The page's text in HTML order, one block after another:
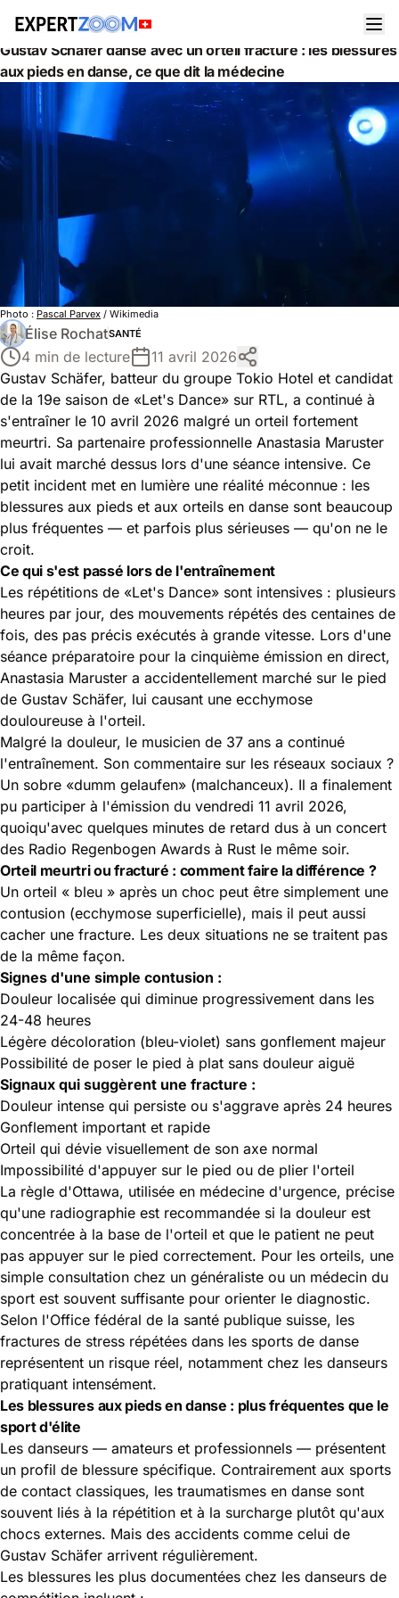
Actualités
Santé
Gustav Schäfer danse avec un orteil fracturé : les blessures
aux pieds en danse, ce que dit la médecine
Photo : Pascal Parvex / Wikimedia
Élise RochatSANTÉ
4 min de lecture
11 avril 2026
Gustav Schäfer, batteur du groupe Tokio Hotel et candidat
de la 19e saison de «Let's Dance» sur RTL, a continué à
s'entraîner le 10 avril 2026 malgré un orteil fortement
meurtri. Sa partenaire professionnelle Anastasia Maruster
lui avait marché dessus lors d'une séance intensive. Ce
petit incident met en lumière une réalité méconnue : les
blessures aux pieds et aux orteils en danse sont beaucoup
plus fréquentes — et parfois plus sérieuses — qu'on ne le
croit.
Ce qui s'est passé lors de l'entraînement
Les répétitions de «Let's Dance» sont intensives : plusieurs
heures par jour, des mouvements répétés des centaines de
fois, des pas précis exécutés à grande vitesse. Lors d'une
séance préparatoire pour la cinquième émission en direct,
Anastasia Maruster a accidentellement marché sur le pied
de Gustav Schäfer, lui causant une ecchymose
douloureuse à l'orteil.
Malgré la douleur, le musicien de 37 ans a continué
l'entraînement. Son commentaire sur les réseaux sociaux ?
Un sobre «dumm gelaufen» (malchanceux). Il a finalement
pu participer à l'émission du vendredi 11 avril 2026,
quoiqu'avec quelques minutes de retard dus à un concert
des Radio Regenbogen Awards à Rust le même soir.
Orteil meurtri ou fracturé : comment faire la différence ?
Un orteil « bleu » après un choc peut être simplement une
contusion (ecchymose superficielle), mais il peut aussi
cacher une fracture. Les deux situations ne se traitent pas
de la même façon.
Signes d'une simple contusion :
Douleur localisée qui diminue progressivement dans les
24-48 heures
Légère décoloration (bleu-violet) sans gonflement majeur
Possibilité de poser le pied à plat sans douleur aiguë
Signaux qui suggèrent une fracture :
Douleur intense qui persiste ou s'aggrave après 24 heures
Gonflement important et rapide
Orteil qui dévie visuellement de son axe normal
Impossibilité d'appuyer sur le pied ou de plier l'orteil
La règle d'Ottawa, utilisée en médecine d'urgence, précise
qu'une radiographie est recommandée si la douleur est
concentrée à la base de l'orteil et que le patient ne peut
pas appuyer sur le pied correctement. Pour les orteils, une
simple consultation chez un généraliste ou un médecin du
sport est souvent suffisante pour orienter le diagnostic.
Selon l'Office fédéral de la santé publique suisse, les
fractures de stress répétées dans les sports de danse
représentent un risque réel, notamment chez les danseurs
pratiquant intensément.
Les blessures aux pieds en danse : plus fréquentes que le
sport d'élite
Les danseurs — amateurs et professionnels — présentent
un profil de blessure spécifique. Contrairement aux sports
de contact classiques, les traumatismes en danse sont
souvent liés à la répétition et à la surcharge plutôt qu'aux
chocs externes. Mais des accidents comme celui de
Gustav Schäfer arrivent régulièrement.
Les blessures les plus documentées chez les danseurs de